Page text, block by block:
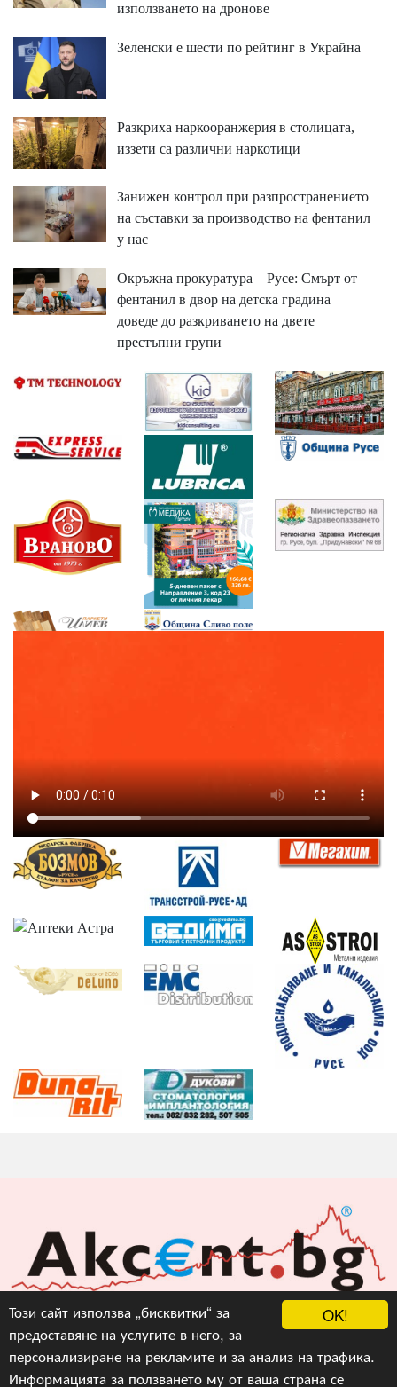
OK!
Този сайт използва „бисквитки“ за
предоставяне на услугите в него, за
персонализиране на рекламите и за анализ на трафика.
Информацията за ползването му от ваша страна се
използването на дронове
Зеленски е шести по рейтинг в Украйна
Разкриха наркооранжерия в столицата,
иззети са различни наркотици
Занижен контрол при разпространението
на съставки за производство на фентанил
у нас
Окръжна прокуратура – Русе: Смърт от
фентанил в двор на детска градина
доведе до разкриването на двете
престъпни групи
Акцент БГ ЕООД
info@akcent.bg
Facebook